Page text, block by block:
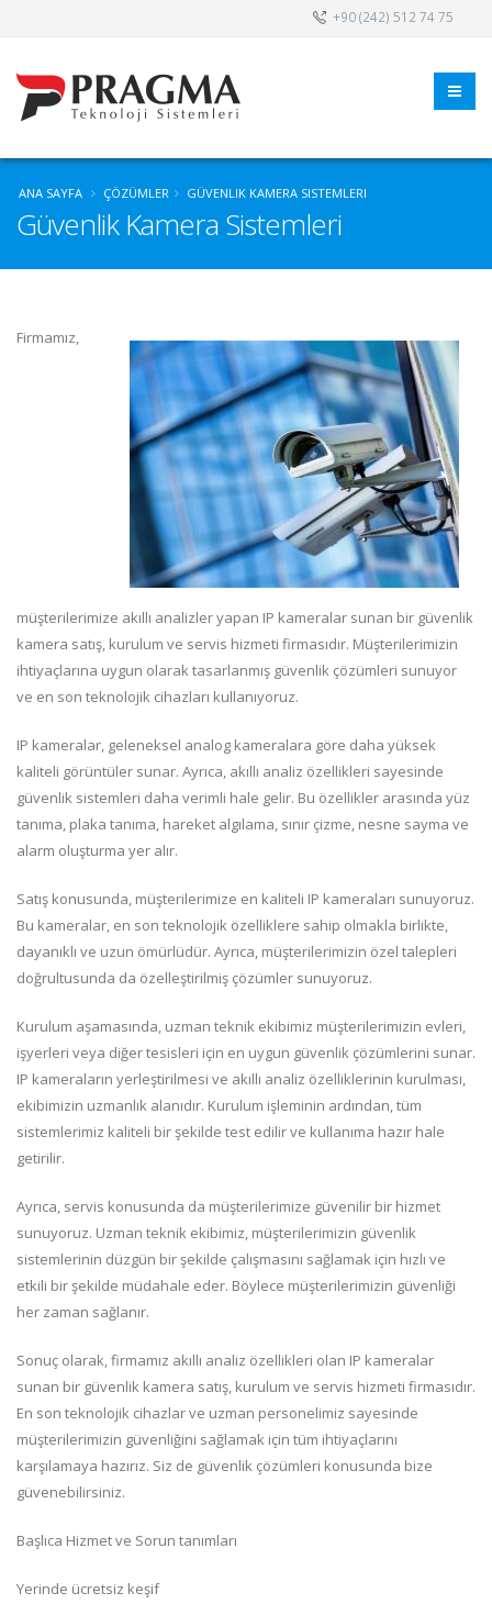
+90 (242) 512 74 75
ANA SAYFA ÇÖZÜMLER GÜVENLIK KAMERA SISTEMLERI
Güvenlik Kamera Sistemleri
Firmamız,
müşterilerimize akıllı analizler yapan IP kameralar sunan bir güvenlik
kamera satış, kurulum ve servis hizmeti firmasıdır. Müşterilerimizin
ihtiyaçlarına uygun olarak tasarlanmış güvenlik çözümleri sunuyor
ve en son teknolojik cihazları kullanıyoruz.
IP kameralar, geleneksel analog kameralara göre daha yüksek
kaliteli görüntüler sunar. Ayrıca, akıllı analiz özellikleri sayesinde
güvenlik sistemleri daha verimli hale gelir. Bu özellikler arasında yüz
tanıma, plaka tanıma, hareket algılama, sınır çizme, nesne sayma ve
alarm oluşturma yer alır.
Satış konusunda, müşterilerimize en kaliteli IP kameraları sunuyoruz.
Bu kameralar, en son teknolojik özelliklere sahip olmakla birlikte,
dayanıklı ve uzun ömürlüdür. Ayrıca, müşterilerimizin özel talepleri
doğrultusunda da özelleştirilmiş çözümler sunuyoruz.
Kurulum aşamasında, uzman teknik ekibimiz müşterilerimizin evleri,
işyerleri veya diğer tesisleri için en uygun güvenlik çözümlerini sunar.
IP kameraların yerleştirilmesi ve akıllı analiz özelliklerinin kurulması,
ekibimizin uzmanlık alanıdır. Kurulum işleminin ardından, tüm
sistemlerimiz kaliteli bir şekilde test edilir ve kullanıma hazır hale
getirilir.
Ayrıca, servis konusunda da müşterilerimize güvenilir bir hizmet
sunuyoruz. Uzman teknik ekibimiz, müşterilerimizin güvenlik
sistemlerinin düzgün bir şekilde çalışmasını sağlamak için hızlı ve
etkili bir şekilde müdahale eder. Böylece müşterilerimizin güvenliği
her zaman sağlanır.
Sonuç olarak, firmamız akıllı analiz özellikleri olan IP kameralar
sunan bir güvenlik kamera satış, kurulum ve servis hizmeti firmasıdır.
En son teknolojik cihazlar ve uzman personelimiz sayesinde
müşterilerimizin güvenliğini sağlamak için tüm ihtiyaçlarını
karşılamaya hazırız. Siz de güvenlik çözümleri konusunda bize
güvenebilirsiniz.
Başlıca Hizmet ve Sorun tanımları
Yerinde ücretsiz keşif